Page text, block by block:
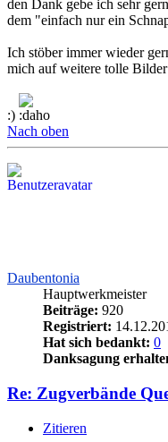
den Dank gebe ich sehr
dem "einfach nur ein
Ich stöber immer wieder
mich auf weitere tolle Bilder
:)
Nach oben
Daubentonia
Hauptwerkmeister
Beiträge: 920
Registriert:
Hat sich bedankt: 0
Danksagung
Re: Zugverbände
Zitieren